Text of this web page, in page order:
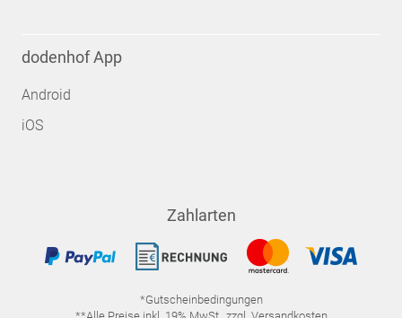
dodenhof App
Android
iOS
Zahlarten
*Gutscheinbedingungen